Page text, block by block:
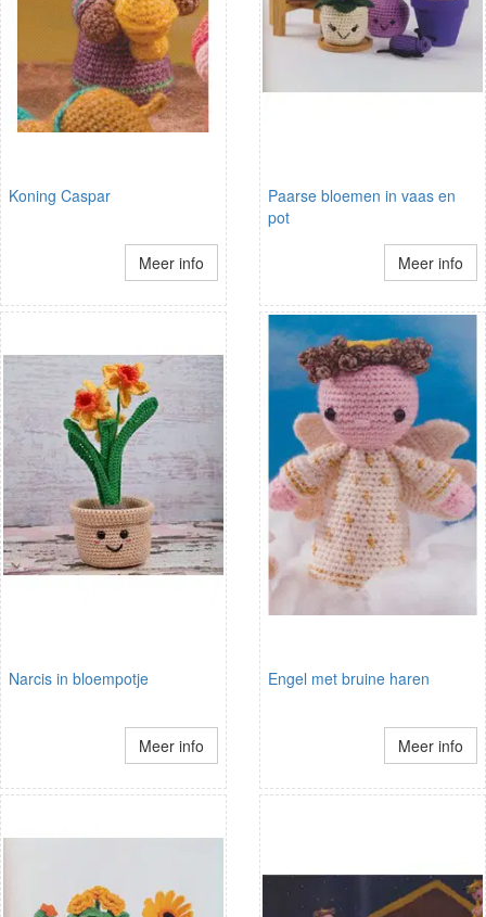
Koning Caspar
Meer info
Paarse bloemen in vaas en
pot
Meer info
Narcis in bloempotje
Meer info
Engel met bruine haren
Meer info